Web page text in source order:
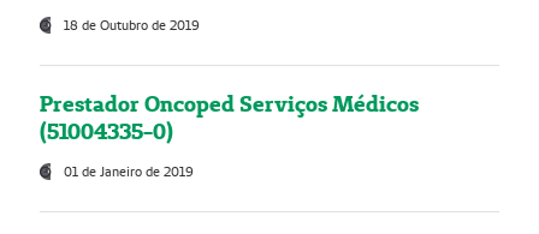
18 de Outubro de 2019
Prestador Oncoped Serviços Médicos
(51004335-0)
01 de Janeiro de 2019